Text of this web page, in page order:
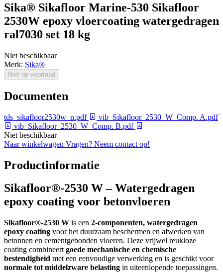
Sika® Sikafloor Marine-530 Sikafloor
2530W epoxy vloercoating watergedragen
ral7030 set 18 kg
Niet beschikbaar
Merk: Sika®
Niet op voorraad
Documenten
tds_sikafloor2530w_n.pdf
vib_Sikafloor_2530_W_Comp. A.pdf
vib_Sikafloor_2530_W_Comp. B.pdf
Niet beschikbaar
Naar winkelwagen Vragen? Neem contact op!
Productinformatie
Sikafloor®-2530 W – Watergedragen
epoxy coating voor betonvloeren
Sikafloor®-2530 W is een 2-componenten, watergedragen
epoxy coating voor het duurzaam beschermen en afwerken van
betonnen en cementgebonden vloeren. Deze vrijwel reukloze
coating combineert goede mechanische en chemische
bestendigheid met een eenvoudige verwerking en is geschikt voor
normale tot middelzware belasting in uiteenlopende toepassingen.